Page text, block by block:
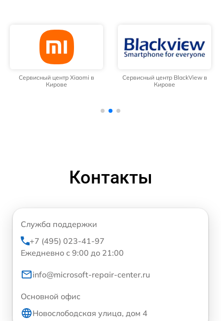
Сервисный центр Xiaomi в
Кирове
Сервисный центр BlackView в
Кирове
Контакты
Служба поддержки
+7 (495) 023-41-97
Ежедневно с 9:00 до 21:00
info@microsoft-repair-center.ru
Основной офис
Новослободская улица, дом 4